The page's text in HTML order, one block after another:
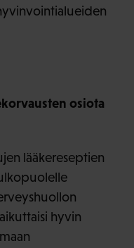
osiota
lääkereseptien
hyvin